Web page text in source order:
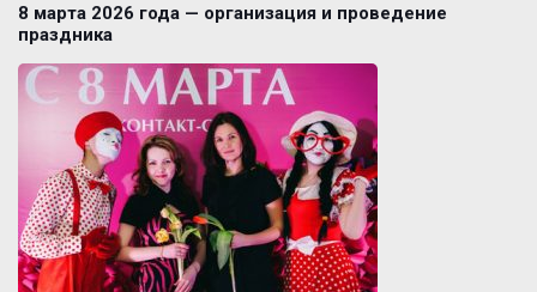
8 марта 2026 года — организация и проведение
праздника